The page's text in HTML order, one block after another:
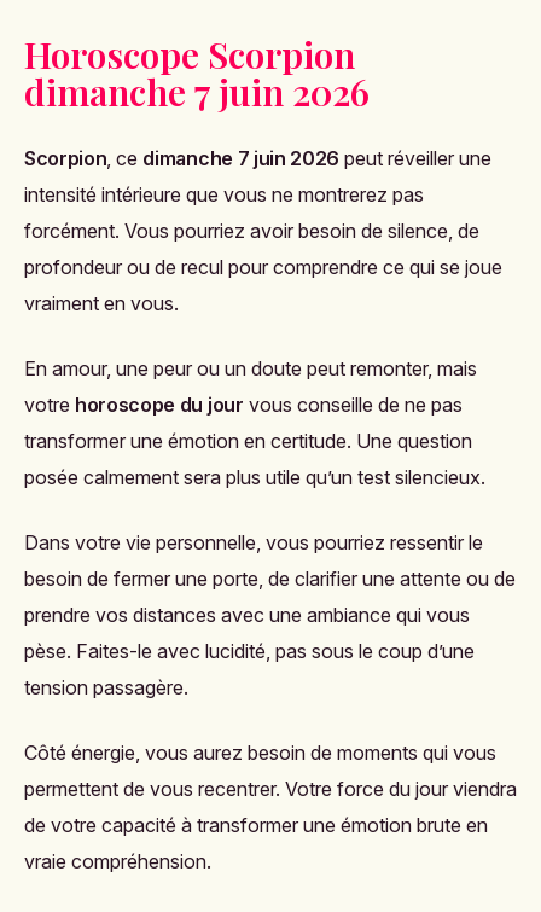
Horoscope Scorpion
dimanche 7 juin 2026
Scorpion, ce dimanche 7 juin 2026 peut réveiller une
intensité intérieure que vous ne montrerez pas
forcément. Vous pourriez avoir besoin de silence, de
profondeur ou de recul pour comprendre ce qui se joue
vraiment en vous.
En amour, une peur ou un doute peut remonter, mais
votre horoscope du jour vous conseille de ne pas
transformer une émotion en certitude. Une question
posée calmement sera plus utile qu’un test silencieux.
Dans votre vie personnelle, vous pourriez ressentir le
besoin de fermer une porte, de clarifier une attente ou de
prendre vos distances avec une ambiance qui vous
pèse. Faites-le avec lucidité, pas sous le coup d’une
tension passagère.
Côté énergie, vous aurez besoin de moments qui vous
permettent de vous recentrer. Votre force du jour viendra
de votre capacité à transformer une émotion brute en
vraie compréhension.